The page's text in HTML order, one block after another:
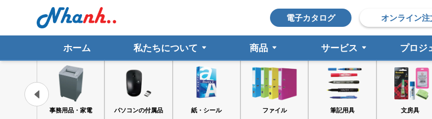
電子カタログ オンライン注
ホーム 私たちについて 商品 サービス プロジ
事務用品・家電 パソコンの付属品 紙・シール ファイル 筆記用具 文房具